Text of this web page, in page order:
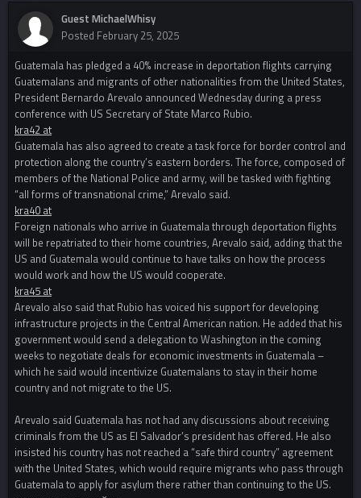
Guest MichaelWhisy
Posted February 25, 2025
Guatemala has pledged a 40% increase in deportation flights carrying
Guatemalans and migrants of other nationalities from the United States,
President Bernardo Arevalo announced Wednesday during a press
conference with US Secretary of State Marco Rubio.
kra42 at
Guatemala has also agreed to create a task force for border control and
protection along the country’s eastern borders. The force, composed of
members of the National Police and army, will be tasked with fighting
“all forms of transnational crime,” Arevalo said.
kra40 at
Foreign nationals who arrive in Guatemala through deportation flights
will be repatriated to their home countries, Arevalo said, adding that the
US and Guatemala would continue to have talks on how the process
would work and how the US would cooperate.
kra45 at
Arevalo also said that Rubio has voiced his support for developing
infrastructure projects in the Central American nation. He added that his
government would send a delegation to Washington in the coming
weeks to negotiate deals for economic investments in Guatemala –
which he said would incentivize Guatemalans to stay in their home
country and not migrate to the US.
Arevalo said Guatemala has not had any discussions about receiving
criminals from the US as El Salvador’s president has offered. He also
insisted his country has not reached a “safe third country” agreement
with the United States, which would require migrants who pass through
Guatemala to apply for asylum there rather than continuing to the US.